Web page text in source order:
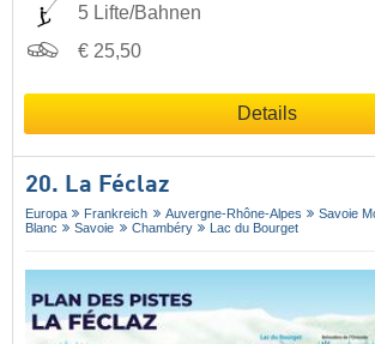
5 Lifte/Bahnen
€ 25,50
Details
20. La Féclaz
Europa Frankreich Auvergne-Rhône-Alpes
Savoie
Blanc
Savoie Chambéry Lac du Bourget